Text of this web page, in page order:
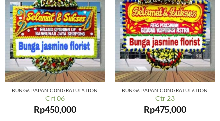
BUNGA PAPAN CONGRATULATION
Crt 06
Rp450,000
BUNGA PAPAN CONGRATULATION
Ctr 23
Rp475,000